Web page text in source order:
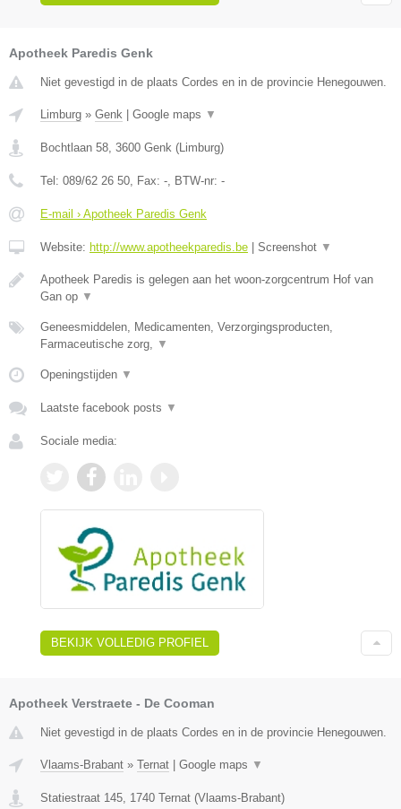
Apotheek Paredis Genk
Niet gevestigd in de plaats Cordes en in de provincie Henegouwen.
Limburg » Genk | Google maps ▼
Bochtlaan 58 3600 Genk (Limburg)
Tel: 089/62 26 50 , Fax: - , BTW-nr: -
E-mail › Apotheek Paredis Genk
Website: http://www.apotheekparedis.be | Screenshot ▼
Apotheek Paredis is gelegen aan het woon-zorgcentrum Hof van
Gan op ▼
Geneesmiddelen, Medicamenten, Verzorgingsproducten,
Farmaceutische zorg,
▼
Openingstijden ▼
Laatste facebook posts ▼
Sociale media:
BEKIJK VOLLEDIG PROFIEL
Apotheek Verstraete - De Cooman
Niet gevestigd in de plaats Cordes en in de provincie Henegouwen.
Vlaams-Brabant » Ternat | Google maps ▼
Statiestraat 145 1740 Ternat (Vlaams-Brabant)